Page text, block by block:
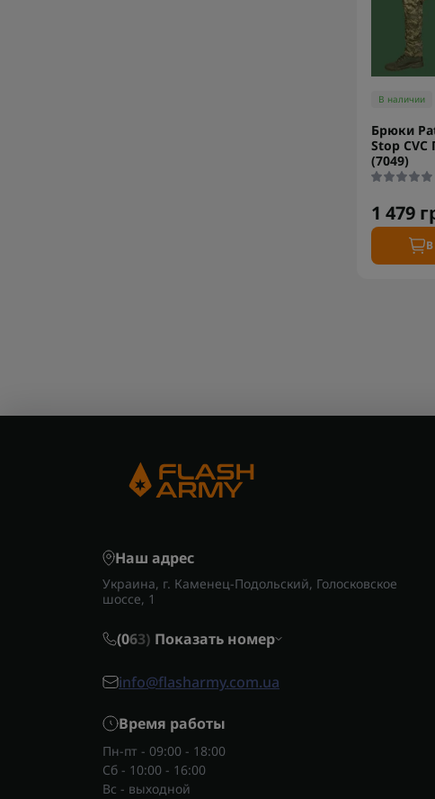
В наличии
Брюки
Stop CVC
(7049)
1 479
Наш адрес
Украина, г. Каменец-Подольский, Голосковское
шоссе, 1
(063) Показать номер
info@flasharmy.com.ua
Время работы
Пн-пт - 09:00 - 18:00
Сб - 10:00 - 16:00
Вс - выходной